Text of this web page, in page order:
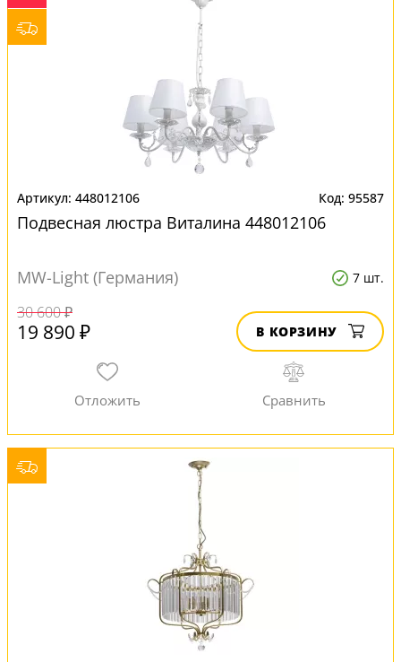
448012106 95587
Подвесная люстра Виталина 448012106
MW-Light (Германия) 7 шт.
30 600 ₽
19 890 ₽ В КОРЗИНУ